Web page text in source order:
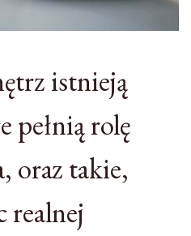
istnieją
pełnią rolę
oraz takie,
realnej